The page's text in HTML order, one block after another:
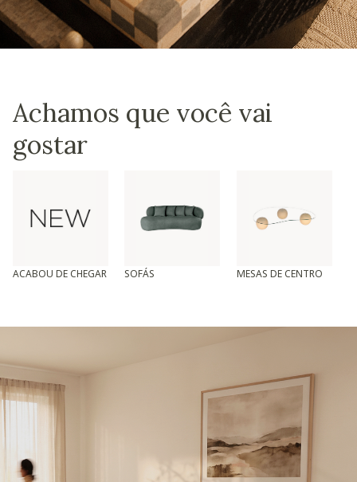
Achamos que você vai
gostar
ACABOU DE CHEGAR SOFÁS MESAS DE CENTRO